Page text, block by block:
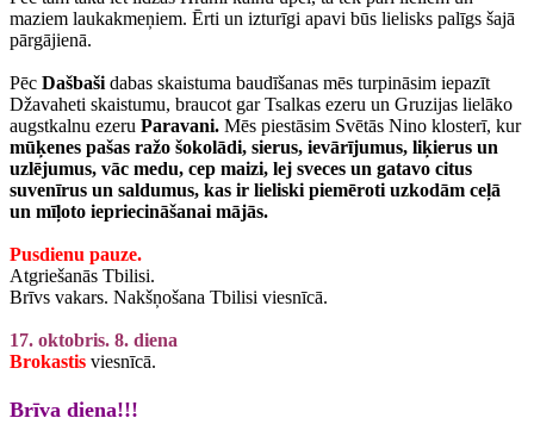
maziem laukakmeņiem. Ērti un izturīgi apavi būs lielisks palīgs šajā
pārgājienā.
Pēc Dašbašidabas skaistuma baudīšanas mēs turpināsim iepazīt
Džavaheti skaistumu, braucot gar Tsalkas ezeru un Gruzijas lielāko
augstkalnu ezeru Paravani. Mēs piestāsim Svētās Nino klosterī, kur
mūķenes pašas ražo šokolādi, sierus, ievārījumus, liķierus un
uzlējumus, vāc medu, cep maizi, lej sveces un gatavo citus
suvenīrus un saldumus, kas ir lieliski piemēroti uzkodām ceļā
un mīļoto iepriecināšanai mājās.
Pusdienu pauze.
Atgriešanās Tbilisi.
Brīvs vakars. Nakšņošana Tbilisi viesnīcā.
17. oktobris. 8. diena
Brokastis viesnīcā.
Brīva diena!!!